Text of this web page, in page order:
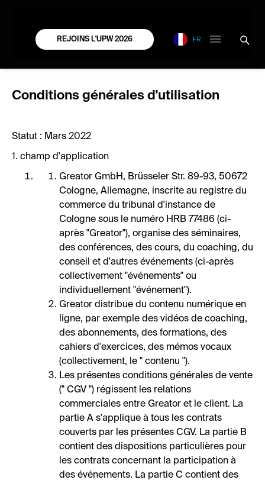
REJOINS L'UPW 2026 FR
Conditions générales d'utilisation
Statut : Mars 2022
1. champ d'application
Greator GmbH, Brüsseler Str. 89-93, 50672
Cologne, Allemagne, inscrite au registre du
commerce du tribunal d'instance de
Cologne sous le numéro HRB 77486 (ci-
après "Greator"), organise des séminaires,
des conférences, des cours, du coaching, du
conseil et d'autres événements (ci-après
collectivement "événements" ou
individuellement "événement").
Greator distribue du contenu numérique en
ligne, par exemple des vidéos de coaching,
des abonnements, des formations, des
cahiers d'exercices, des mémos vocaux
(collectivement, le " contenu ").
Les présentes conditions générales de vente
(" CGV ") régissent les relations
commerciales entre Greator et le client. La
partie A s'applique à tous les contrats
couverts par les présentes CGV. La partie B
contient des dispositions particulières pour
les contrats concernant la participation à
des événements. La partie C contient des